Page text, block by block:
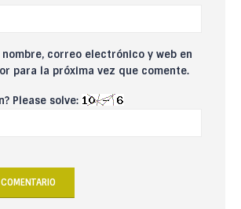
nombre, correo electrónico y web en
para la próxima vez que comente.
Please solve: